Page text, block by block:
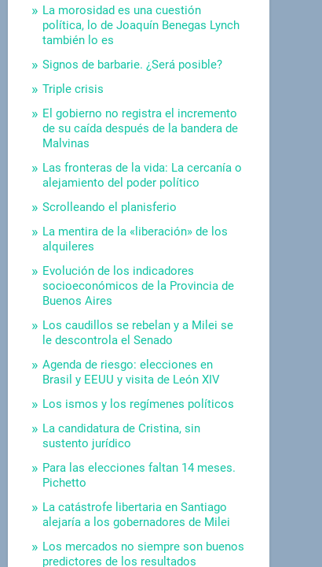
La morosidad es una cuestión
política, lo de Joaquín Benegas Lynch
también lo es
Signos de barbarie. ¿Será posible?
Triple crisis
El gobierno no registra el incremento
de su caída después de la bandera de
Malvinas
Las fronteras de la vida: La cercanía o
alejamiento del poder político
Scrolleando el planisferio
La mentira de la «liberación» de los
alquileres
Evolución de los indicadores
socioeconómicos de la Provincia de
Buenos Aires
Los caudillos se rebelan y a Milei se
le descontrola el Senado
Agenda de riesgo: elecciones en
Brasil y EEUU y visita de León XIV
Los ismos y los regímenes políticos
La candidatura de Cristina, sin
sustento jurídico
Para las elecciones faltan 14 meses.
Pichetto
La catástrofe libertaria en Santiago
alejaría a los gobernadores de Milei
Los mercados no siempre son buenos
predictores de los resultados